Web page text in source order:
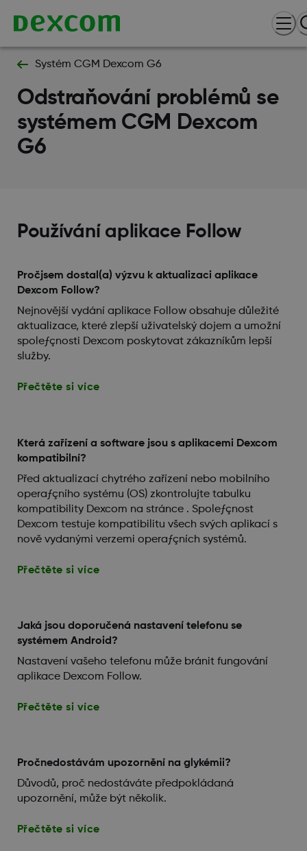
Systém CGM Dexcom G6
Odstraňování problémů se
systémem CGM Dexcom
G6
Používání aplikace Follow
Pročjsem dostal(a) výzvu k aktualizaci aplikace
Dexcom Follow?
Nejnovější vydání aplikace Follow obsahuje důležité
aktualizace, které zlepší uživatelský dojem a umožní
spoleƒçnosti Dexcom poskytovat zákazníkům lepší
služby.
Přečtěte si více
Která zařízení a software jsou s aplikacemi Dexcom
kompatibilní?
Před aktualizací chytrého zařízení nebo mobilního
operaƒçního systému (OS) zkontrolujte tabulku
kompatibility Dexcom na stránce . Spoleƒçnost
Dexcom testuje kompatibilitu všech svých aplikací s
nově vydanými verzemi operaƒçních systémů.
Přečtěte si více
Jaká jsou doporučená nastavení telefonu se
systémem Android?
Nastavení vašeho telefonu může bránit fungování
aplikace Dexcom Follow.
Přečtěte si více
Pročnedostávám upozornění na glykémii?
Důvodů, proč nedostáváte předpokládaná
upozornění, může být několik.
Přečtěte si více